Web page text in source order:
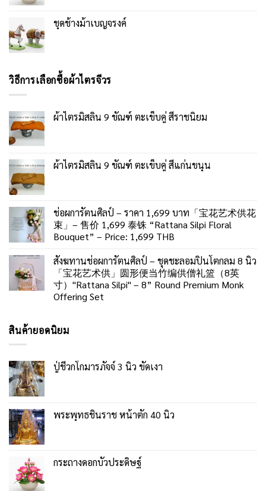
ชุดช้างม้าเบญจรงค์
วิธีการเลือกซื้อผ้าไตรจีวร
ผ้าไตรมิสลิน 9 ขัณฑ์ ตะเข็บคู่ สีราชนิยม
ผ้าไตรมิสลิน 9 ขัณฑ์ ตะเข็บคู่ สีแก่นขนุน
ช่อผการัตนศิลป์ – ราคา 1,699 บาท「宝花艺术供花
束」– 售价 1,699 泰铢 “Rattana Silpi Floral
Bouquet” – Price: 1,699 THB
สังฆทานช่อผการัตนศิลป์ – ชุดชะลอมปิ่นโตกลม 8 นิ้ว
「宝花艺术供」圆形便当竹编供僧礼篮（8英
寸）"Rattana Silpi" – 8” Round Premium Monk
Offering Set
สินค้ายอดนิยม
ปู่ชีวกโกมารภัจจ์ 3 นิ้ว ขัดเงา
พระพุทธชินราช หน้าตัก 40 นิ้ว
กระถางดอกบัวประดิษฐ์